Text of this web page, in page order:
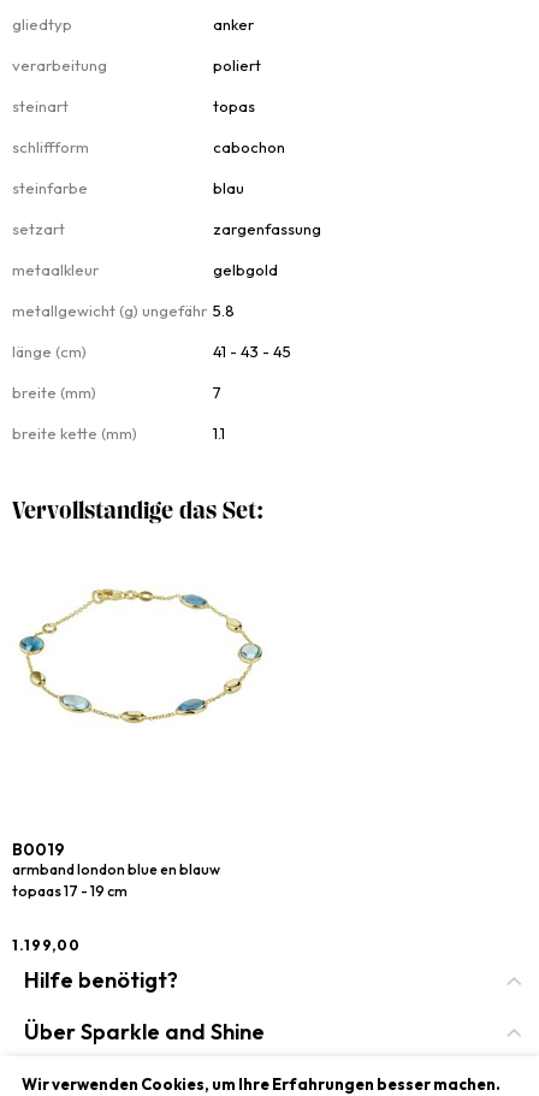
Wir verwenden Cookies, um Ihre Erfahrungen besser machen.
gliedtyp anker
verarbeitung poliert
steinart topas
schliffform cabochon
steinfarbe blau
setzart zargenfassung
metaalkleur gelbgold
metallgewicht (g) ungefähr 5.8
länge (cm) 41 - 43 - 45
breite (mm) 7
breite kette (mm) 1.1
Vervollstandige das Set:
B0019
armband london blue en blauw
topaas 17 - 19 cm
1.199,00
Hilfe benötigt?
contact
Über Sparkle and Shine
Soziale